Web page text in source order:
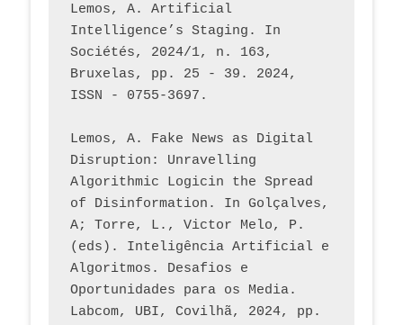
Lemos, A. Artificial
Intelligence’s Staging. In
Sociétés, 2024/1, n. 163,
Bruxelas, pp. 25 - 39. 2024,
ISSN - 0755-3697.
Lemos, A. Fake News as Digital
Disruption: Unravelling
Algorithmic Logicin the Spread
of Disinformation. In Golçalves,
A; Torre, L., Victor Melo, P.
(eds). Inteligência Artificial e
Algoritmos. Desafios e
Oportunidades para os Media.
Labcom, UBI, Covilhã, 2024, pp.